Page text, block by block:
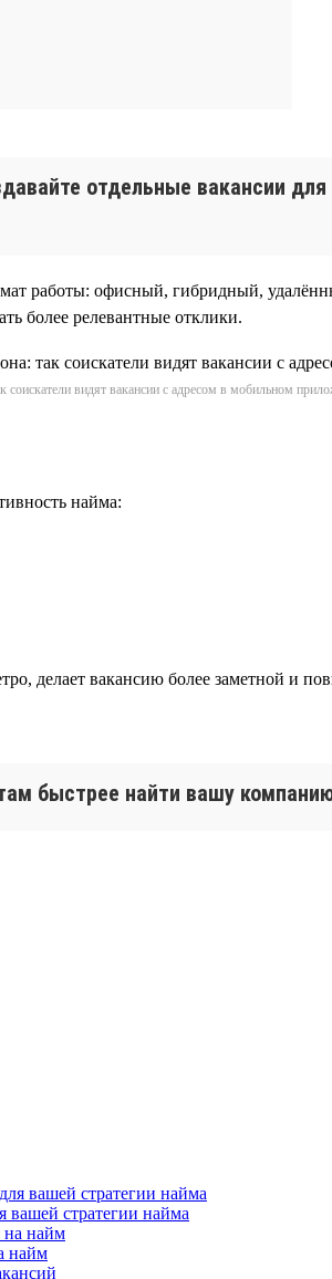
отдельные вакансии
работы: офисный, гибридный,
более релевантные отклики.
соискатели видят вакансии с адресом в мобильном
найма:
делает вакансию более заметной и
быстрее найти вашу
вашей стратегии найма
найм